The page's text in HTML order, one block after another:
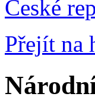
Přejít na